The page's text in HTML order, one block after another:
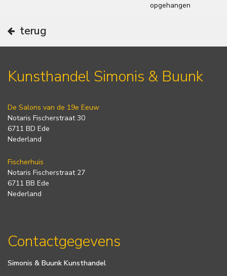
opgehangen
terug
Kunsthandel Simonis & Buunk
De Salons van de 19e Eeuw
Notaris Fischerstraat 30
6711 BD Ede
Nederland
Fischerhuis
Notaris Fischerstraat 27
6711 BB Ede
Nederland
Contactgegevens
Simonis & Buunk Kunsthandel